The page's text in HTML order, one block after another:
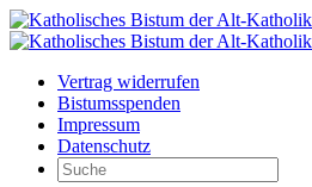
Vertrag widerrufen
Bistumsspenden
Impressum
Datenschutz